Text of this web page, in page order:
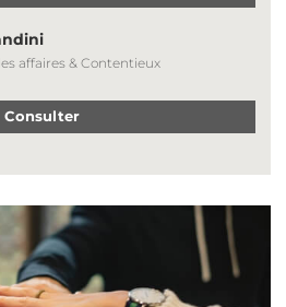
affaires & Contentieux
Consulter